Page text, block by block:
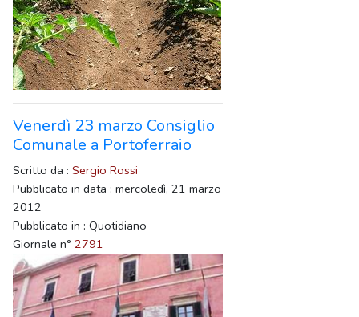
Venerdì 23 marzo Consiglio
Comunale a Portoferraio
Scritto da : Sergio Rossi
Pubblicato in data : mercoledì, 21 marzo
2012
Pubblicato in : Quotidiano
Giornale n° 2791